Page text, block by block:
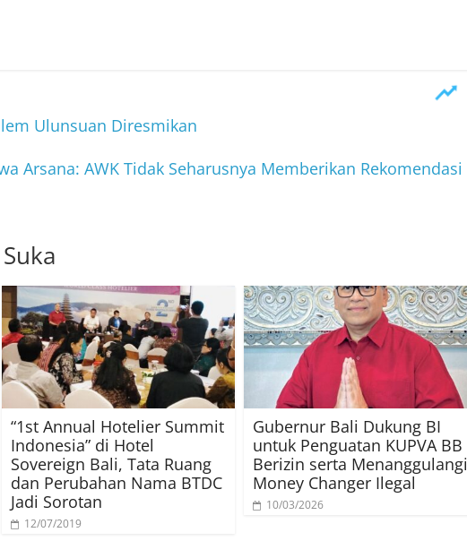
Ulunsuan Diresmikan
Arsana: AWK Tidak Seharusnya Memberikan Rekomendasi
“1st Annual Hotelier Summit
Indonesia” di Hotel
Sovereign Bali, Tata Ruang
dan Perubahan Nama BTDC
Jadi Sorotan
12/07/2019
Gubernur Bali Dukung BI
untuk Penguatan KUPVA BB
Berizin serta Menanggulangi
Money Changer Ilegal
10/03/2026